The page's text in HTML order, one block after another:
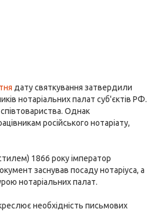
дату святкування затвердили
нотаріальних палат суб'єктів РФ.
Однак
російського нотаріату,
1866 року імператор
заснував посаду нотаріуса, а
нотаріальних палат.
необхідність письмових